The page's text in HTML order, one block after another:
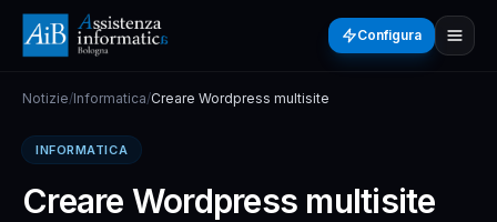
Configura
Notizie/Informatica/Creare Wordpress multisite
INFORMATICA
Creare Wordpress multisite